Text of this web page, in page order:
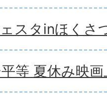
スタinほくさ
等 夏休み映